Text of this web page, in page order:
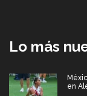
Lo más
en